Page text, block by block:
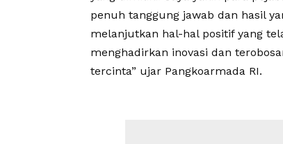
penuh tanggung jawab dan hasil
melanjutkan hal-hal positif yang
menghadirkan inovasi dan
tercinta” ujar Pangkoarmada RI.